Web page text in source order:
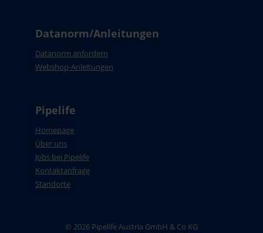
Datanorm/Anleitungen
Datanorm anfordern
Webshop-Anleitungen
Pipelife
Homepage
Über uns
Jobs bei Pipelife
Kontaktanfrage
Standorte
© 2026 Pipelife Austria GmbH & Co KG